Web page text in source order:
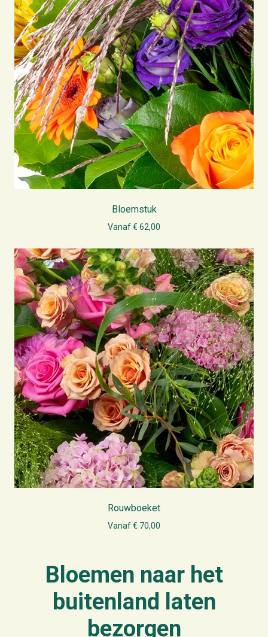
Bloemstuk
Vanaf € 62,00
Rouwboeket
Vanaf € 70,00
Bloemen naar het
buitenland laten
bezorgen